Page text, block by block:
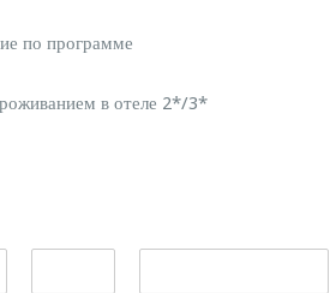
по программе
в отеле 2*/3*